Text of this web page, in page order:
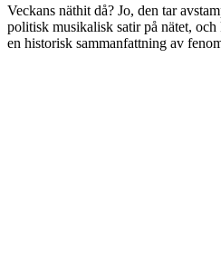
Veckans näthit då? Jo, den tar
politisk musikalisk satir på nätet,
en historisk sammanfattning av